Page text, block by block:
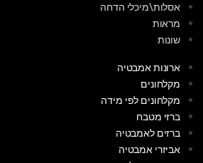
אסלות\מיכלי הדחה
מראות
שונות
ארונות אמבטיה
מקלחונים
מקלחונים לפי מידה
ברזי מטבח
ברזים לאמבטיה
אביזרי אמבטיה